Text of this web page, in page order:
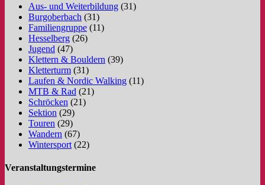
Aus- und Weiterbildung (31)
Burgoberbach (31)
Familiengruppe (11)
Hesselberg (26)
Jugend (47)
Klettern & Bouldern (39)
Kletterturm (31)
Laufen & Nordic Walking (11)
MTB & Rad (21)
Schröcken (21)
Sektion (29)
Touren (29)
Wandern (67)
Wintersport (22)
Veranstaltungstermine